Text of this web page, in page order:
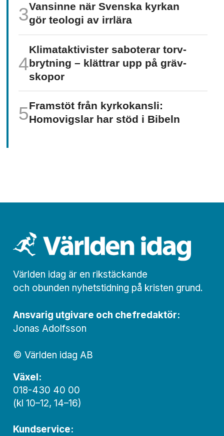
Vansinne när Svenska kyrkan
gör teologi av irrlära
Klimat­aktivister saboterar torv­
brytning – klättrar upp på gräv­
skopor
Framstöt från kyrkokansli:
Homo­vigslar har stöd i Bibeln
Världen idag är en rikstäckande
och obunden nyhets­­­tidning på kristen grund.
Ansvarig utgivare och chef­redaktör:
Jonas Adolfsson
© Världen idag AB
Växel:
018-430 40 00
(kl 10–12, 14–16)
Kundservice: